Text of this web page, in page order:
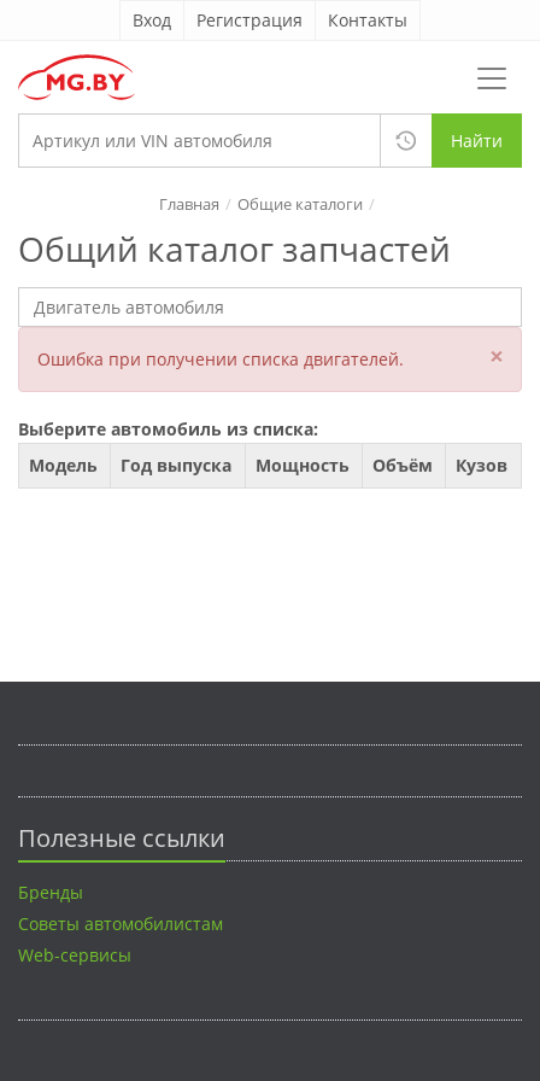
Вход Регистрация Контакты
Найти
Общий каталог запчастей
Главная Общие каталоги
Ошибка при получении списка двигателей. ×
Выберите автомобиль из списка:
Модель
Год выпуска Мощность Объём Кузов
Полезные ссылки
Бренды
Советы автомобилистам
Web-сервисы